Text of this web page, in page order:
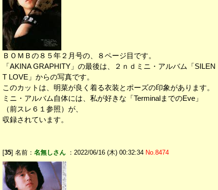
ＢＯＭＢの８５年２月号の、８ページ目です。
「AKINA GRAPHITY」の最後は、２ｎｄミニ・アルバム「SILEN
T LOVE」からの写真です。
このカットは、明菜が良く着る衣装とポーズの印象があります。
ミニ・アルバム自体には、私が好きな「TerminalまでのEve」
（前スレ６１参照）が、
収録されています。
[35] 名前： 名無しさん ：2022/06/16 (木) 00:32:34 No.8474